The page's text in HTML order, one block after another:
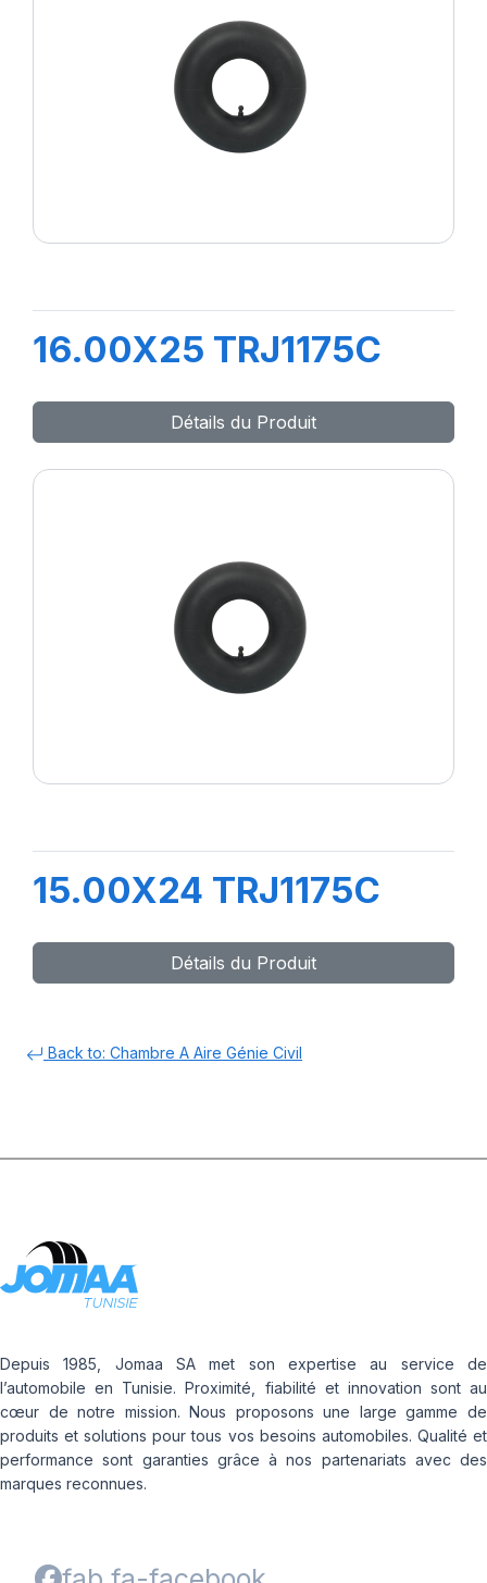
16.00X25 TRJ1175C
Détails du Produit
15.00X24 TRJ1175C
Détails du Produit
Back to: Chambre A Aire Génie Civil
Depuis 1985, Jomaa SA met son expertise au service de
l’automobile en Tunisie. Proximité, fiabilité et innovation sont au
cœur de notre mission. Nous proposons une large gamme de
produits et solutions pour tous vos besoins automobiles. Qualité et
performance sont garanties grâce à nos partenariats avec des
marques reconnues.